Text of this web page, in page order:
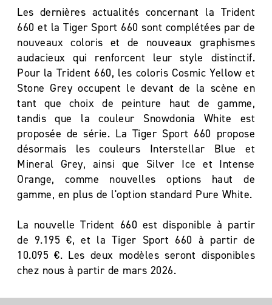
Les dernières actualités concernant la Trident
660 et la Tiger Sport 660 sont complétées par de
nouveaux coloris et de nouveaux graphismes
audacieux qui renforcent leur style distinctif.
Pour la Trident 660, les coloris Cosmic Yellow et
Stone Grey occupent le devant de la scène en
tant que choix de peinture haut de gamme,
tandis que la couleur Snowdonia White est
proposée de série. La Tiger Sport 660 propose
désormais les couleurs Interstellar Blue et
Mineral Grey, ainsi que Silver Ice et Intense
Orange, comme nouvelles options haut de
gamme, en plus de l'option standard Pure White.
La nouvelle Trident 660 est disponible à partir
de 9.195 €, et la Tiger Sport 660 à partir de
10.095 €. Les deux modèles seront disponibles
chez nous à partir de mars 2026.